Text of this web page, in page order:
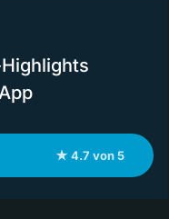
★ 4.7 von 5